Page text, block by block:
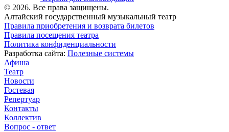
© 2026. Все права защищены.
Алтайский государственный музыкальный театр
Правила приобретения и возврата билетов
Правила посещения театра
Политика конфиденциальности
Разработка сайта: Полезные системы
Афиша
Театр
Новости
Гостевая
Репертуар
Контакты
Коллектив
Вопрос - ответ